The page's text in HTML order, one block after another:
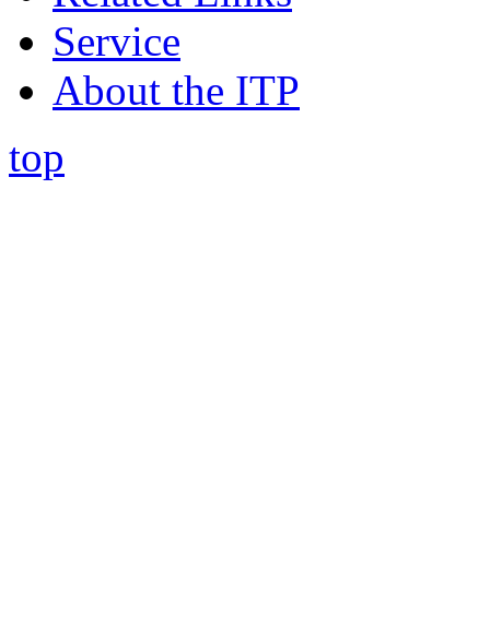
Service
About the ITP
top